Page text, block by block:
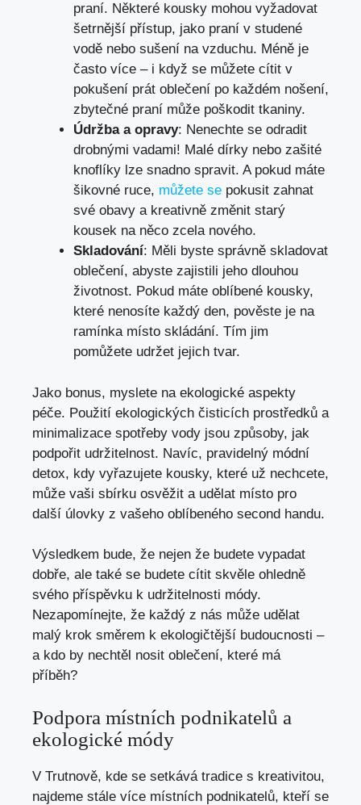
praní. Některé‍ kousky mohou ‍vyžadovat
šetrnější ⁣přístup, jako⁤ praní v studené
vodě nebo ⁣sušení​ na vzduchu. Méně je
často více – i když se můžete ⁤cítit v
pokušení prát‍ oblečení po každém nošení,
zbytečné praní ‍může poškodit tkaniny.
Údržba a⁤ opravy: Nenechte se odradit
drobnými vadami! Malé⁤ dírky nebo zašité
knoflíky lze ⁣snadno spravit. A​ pokud máte
‍šikovné‍ ruce, můžete se pokusit zahnat
své obavy a ⁤kreativně změnit starý‌
kousek na něco zcela nového.
Skladování: Měli byste správně skladovat⁤
oblečení,​ abyste zajistili jeho dlouhou
životnost.‌ Pokud máte⁢ oblíbené kousky,
které nenosíte každý den, pověste je na
⁤ramínka místo skládání. ‍Tím jim
⁢pomůžete udržet ⁢jejich tvar.
Jako‌ bonus,‌ myslete na ekologické aspekty
péče.⁢ Použití ⁤ekologických čisticích prostředků ⁤a
minimalizace spotřeby vody ⁣jsou způsoby, jak‍
podpořit udržitelnost. Navíc, ⁢pravidelný módní
detox, kdy vyřazujete kousky, ‌které už nechcete,
⁤může vaši ‌sbírku osvěžit a udělat místo pro
další úlovky z vašeho oblíbeného second handu.
Výsledkem bude, že nejen‍ že budete vypadat
dobře, ale také se‍ budete cítit skvěle ohledně
svého příspěvku k udržitelnosti módy.
Nezapomínejte, že⁤ každý z nás může ​udělat
malý krok směrem ⁤k ekologičtější budoucnosti –
a kdo by ⁢nechtěl nosit oblečení, které má
příběh?
Podpora místních podnikatelů a
ekologické módy
V Trutnově, kde se setkává tradice s kreativitou,
najdeme stále více místních ​podnikatelů, kteří se